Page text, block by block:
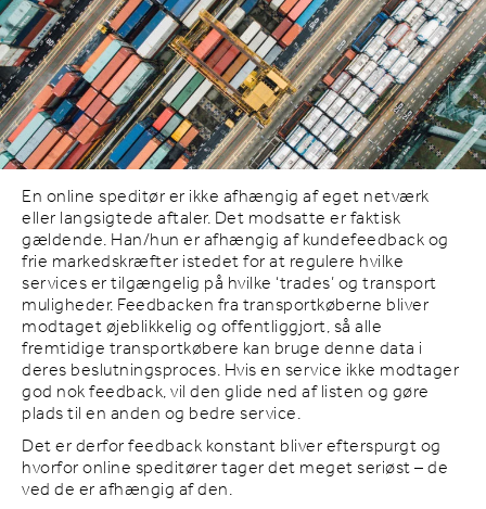
En online speditør er ikke afhængig af eget netværk
eller langsigtede aftaler. Det modsatte er faktisk
gældende. Han/hun er afhængig af kundefeedback og
frie markedskræfter istedet for at regulere hvilke
services er tilgængelig på hvilke ‘trades’ og transport
muligheder. Feedbacken fra transportkøberne bliver
modtaget øjeblikkelig og offentliggjort, så alle
fremtidige transportkøbere kan bruge denne data i
deres beslutningsproces. Hvis en service ikke modtager
god nok feedback, vil den glide ned af listen og gøre
plads til en anden og bedre service.
Det er derfor feedback konstant bliver efterspurgt og
hvorfor online speditører tager det meget seriøst – de
ved de er afhængig af den.